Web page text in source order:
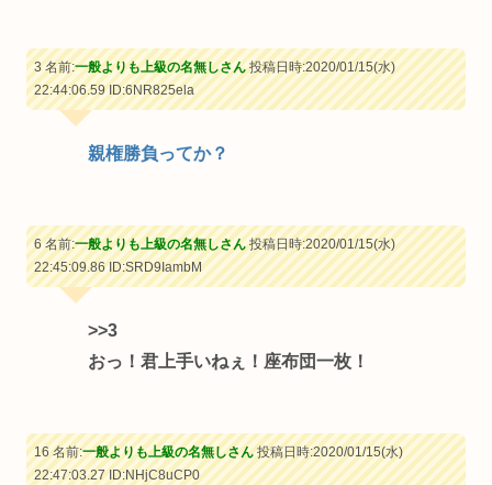
3 名前:一般よりも上級の名無しさん投稿日時:2020/01/15(水)
22:44:06.59ID:6NR825ela
親権勝負ってか？
6 名前:一般よりも上級の名無しさん投稿日時:2020/01/15(水)
22:45:09.86ID:SRD9IambM
>>3
おっ！君上手いねぇ！座布団一枚！
16 名前:一般よりも上級の名無しさん投稿日時:2020/01/15(水)
22:47:03.27ID:NHjC8uCP0